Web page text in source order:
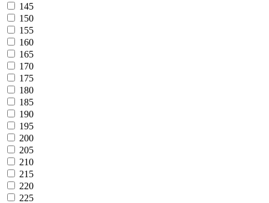
145
150
155
160
165
170
175
180
185
190
195
200
205
210
215
220
225